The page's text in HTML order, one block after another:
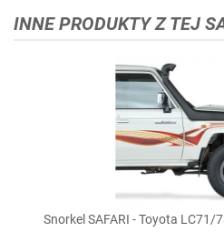
INNE PRODUKTY Z TEJ
Snorkel SAFARI - Toyota